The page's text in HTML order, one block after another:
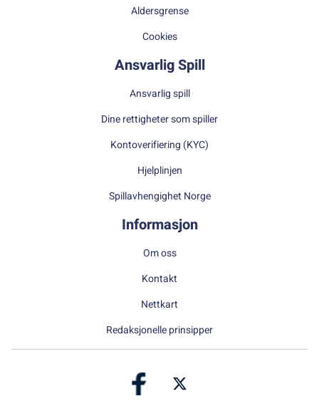
Aldersgrense
Cookies
Ansvarlig Spill
Ansvarlig spill
Dine rettigheter som spiller
Kontoverifiering (KYC)
Hjelplinjen
Spillavhengighet Norge
Informasjon
Om oss
Kontakt
Nettkart
Redaksjonelle prinsipper